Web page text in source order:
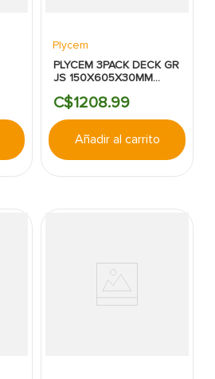
Plycem
PLYCEM 3PACK DECK GR
JS 150X605X30MM
C$1208.99
Añadir al carrito